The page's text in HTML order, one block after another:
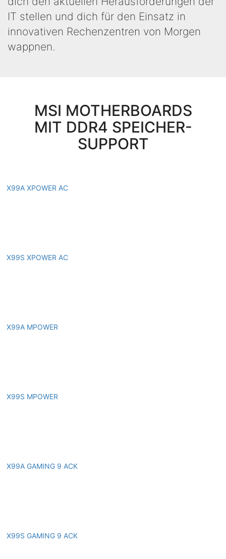
IT stellen und dich für den Einsatz in
innovativen Rechenzentren von Morgen
wappnen.
MSI MOTHERBOARDS
MIT DDR4 SPEICHER-
SUPPORT
X99A XPOWER AC
X99S XPOWER AC
X99A MPOWER
X99S MPOWER
X99A GAMING 9 ACK
X99S GAMING 9 ACK